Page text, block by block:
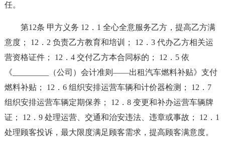
任。
第12条 甲方义务 12．1 全心全意服务乙方，提高乙方满
意度； 12．2 负责乙方教育和培训； 12．3 代办乙方相关运
营资格证件； 12．4 交付乙方本合同标的； 12．5 依
《_________（公司）会计准则——出租汽车燃料补贴》支付
燃料补贴； 12．6 组织安排运营车辆和计价器检测； 12．7
组织安排运营车辆定期保养； 12．8 变更和补办运营车辆牌
证； 12．9 处理运营、交通和治安违法、违章或事故； 12．1
处理顾客投诉，最大限度满足顾客需求，提高顾客满意度。